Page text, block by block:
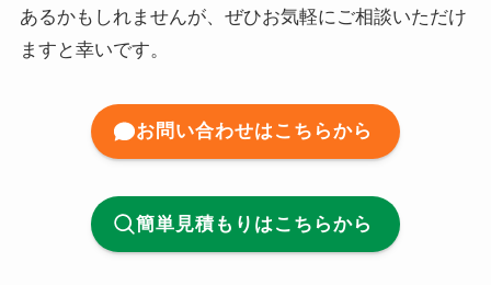
あるかもしれませんが、ぜひお気軽にご相談いただけ
ますと幸いです。
お問い合わせはこちらから
簡単見積もりはこちらから